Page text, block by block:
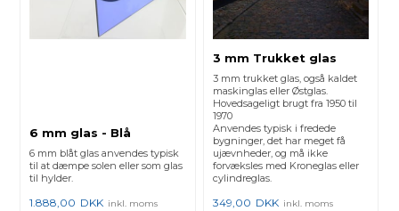
6 mm glas - Blå
6 mm blåt glas anvendes typisk
til at dæmpe solen eller som glas
til hylder.
1.888,00 DKK inkl. moms
3 mm Trukket glas
3 mm trukket glas, også kaldet
maskinglas eller Østglas.
Hovedsageligt brugt fra 1950 til
1970
Anvendes typisk i fredede
bygninger, det har meget få
ujævnheder, og må ikke
forvæksles med Kroneglas eller
cylindreglas.
349,00 DKK inkl. moms